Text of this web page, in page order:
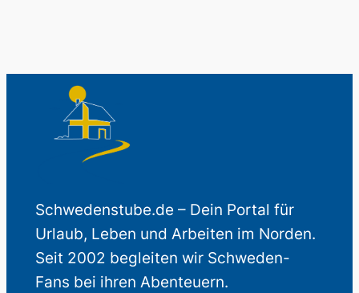
Schwedenstube.de – Dein Portal für
Urlaub, Leben und Arbeiten im Norden.
Seit 2002 begleiten wir Schweden-
Fans bei ihren Abenteuern.